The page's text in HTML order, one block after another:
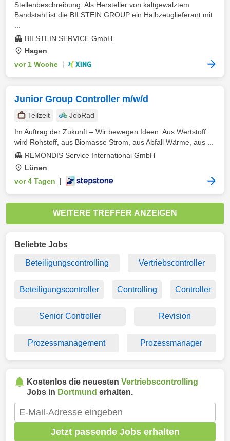
Stellenbeschreibung: Als Hersteller von kaltgewalztem
Bandstahl ist die BILSTEIN GROUP ein Halbzeuglieferant mit
BILSTEIN SERVICE GmbH
Hagen
vor 1 Woche
Junior Group Controller m/w/d
Teilzeit
JobRad
Im Auftrag der Zukunft – Wir bewegen Ideen: Aus Wertstoff
wird Rohstoff, aus Biomasse Strom, aus Abfall Wärme, aus ...
REMONDIS Service International GmbH
Lünen
vor 4 Tagen
WEITERE TREFFER ANZEIGEN
Beliebte Jobs
Beteiligungscontrolling Vertriebscontroller
Beteiligungscontroller Controlling Controller
Senior Controller Revision
Prozessmanagement Prozessmanager
Kostenlos die neuesten Vertriebscontrolling
Jobs in Dortmund erhalten.
Jetzt passende Jobs erhalten